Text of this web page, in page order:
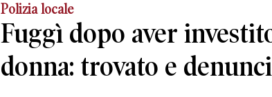
Polizia locale
Fuggì dopo aver
donna: trovato e